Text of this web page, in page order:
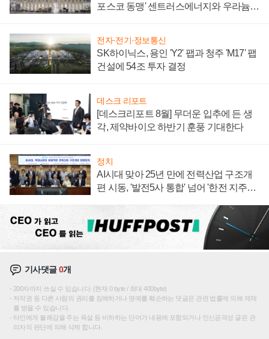
포스코 동맹' 센트러스에너지와 우라늄
전자·전기·정보통신
SK하이닉스, 용인 'Y2' 팹과 청주 'M17' 팹
건설에 54조 투자 결정
데스크 리포트
[데스크리포트 8월] 무더운 입추에 든 생
각, 제약바이오 하반기 훈풍 기대한다
정치
AI시대 맞아 25년 만에 전력산업 구조개
편 시동, '발전5사 통합' 넘어 '한전 지주사'
기사댓글0개
200자까지 쓰실 수 있습니다. (현재 0 byte / 최대 400byte)
저작권 등 다른 사람의 권리를 침해하거나 명예를 훼손하는 댓글은 관련 법률에 의해 제재
를 받을 수 있습니다.
타인에게 불쾌감을 주는 욕설 등 비하하는 단어가 내용에 포함되거나 인신공격성 글은 관
리자의 판단에 의해 삭제 합니다.